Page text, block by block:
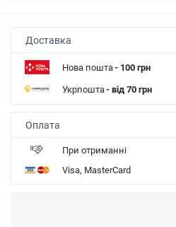
Доставка
Нова пошта- 100 грн
Укрпошта- від 70 грн
Оплата
При отриманні
Visa, MasterCard